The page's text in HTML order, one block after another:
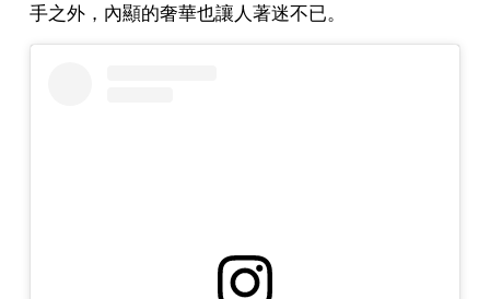
手之外，內顯的奢華也讓人著迷不已。